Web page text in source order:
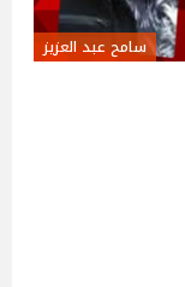
سامح عبد العزيز